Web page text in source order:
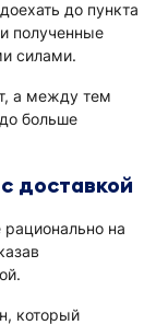
до пункта
полученные
силами.
а между тем
больше
доставкой
на
который